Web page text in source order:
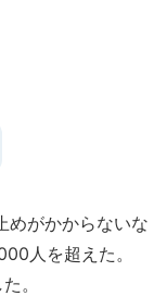
めがかからないな
人を超えた。
。